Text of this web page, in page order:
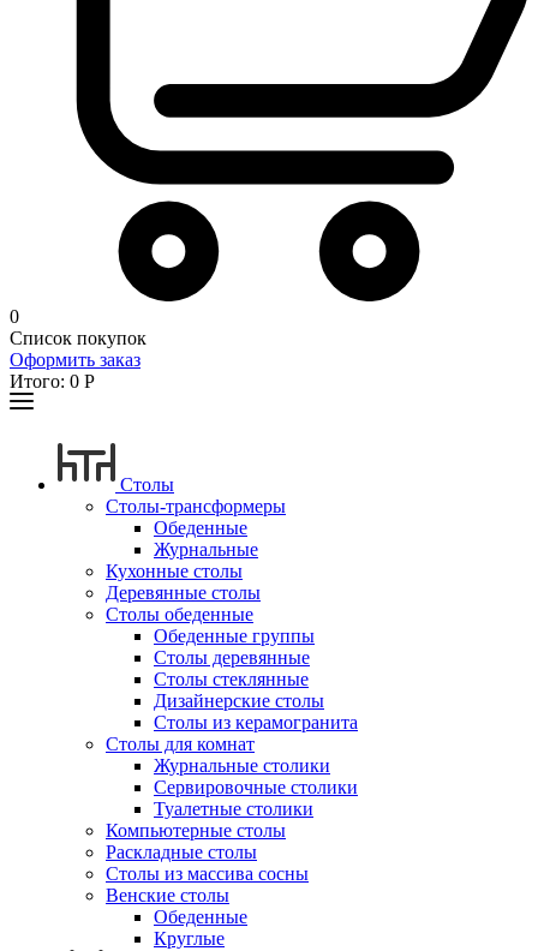
0
Список покупок
Оформить заказ
Итого: 0 Р
Столы
Столы-трансформеры
Обеденные
Журнальные
Кухонные столы
Деревянные столы
Столы обеденные
Обеденные группы
Столы деревянные
Столы стеклянные
Дизайнерские столы
Столы из керамогранита
Столы для комнат
Журнальные столики
Сервировочные столики
Туалетные столики
Компьютерные столы
Раскладные столы
Столы из массива сосны
Венские столы
Обеденные
Круглые